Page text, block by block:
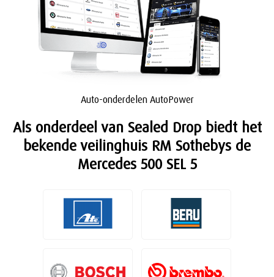
Auto-onderdelen AutoPower
Als onderdeel van Sealed Drop biedt het
bekende veilinghuis RM Sothebys de
Mercedes 500 SEL 5